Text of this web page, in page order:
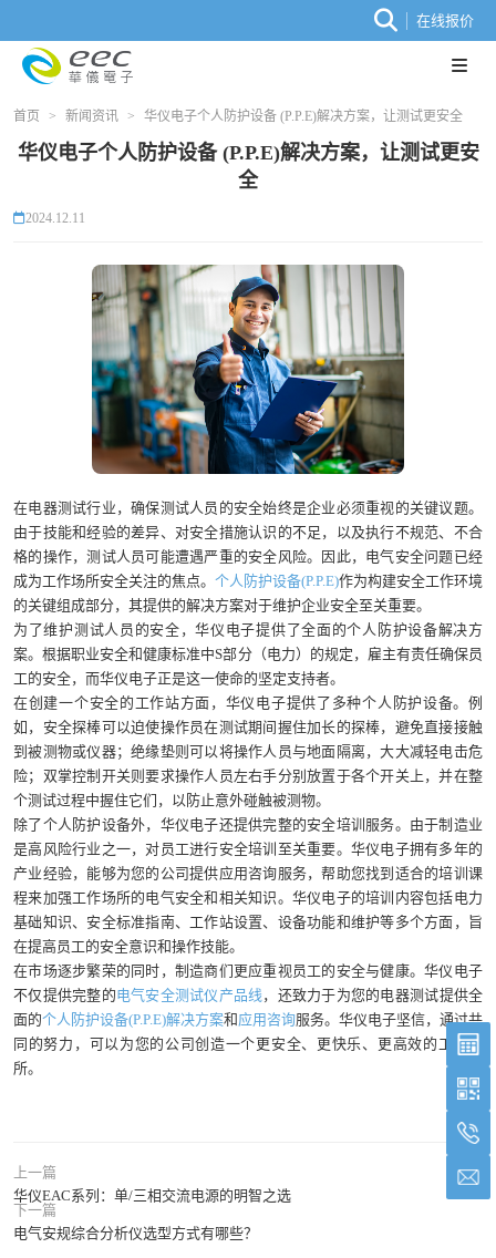
在线报价
首页 > 新闻资讯 > 华仪电子个人防护设备 (P.P.E)解决方案，让测试更安全
华仪电子个人防护设备 (P.P.E)解决方案，让测试更安
全
2024.12.11
在电器测试行业，确保测试人员的安全始终是企业必须重视的关键议题。
由于技能和经验的差异、对安全措施认识的不足，以及执行不规范、不合
格的操作，测试人员可能遭遇严重的安全风险。因此，电气安全问题已经
成为工作场所安全关注的焦点。 个人防护设备(P.P.E)作为构建安全工作环境
的关键组成部分，其提供的解决方案对于维护企业安全至关重要。
为了维护测试人员的安全，华仪电子提供了全面的个人防护设备解决方
案。根据职业安全和健康标准中S部分（电力）的规定，雇主有责任确保员
工的安全，而华仪电子正是这一使命的坚定支持者。
在创建一个安全的工作站方面，华仪电子提供了多种个人防护设备。例
如，安全探棒可以迫使操作员在测试期间握住加长的探棒，避免直接接触
到被测物或仪器；绝缘垫则可以将操作人员与地面隔离，大大减轻电击危
险；双掌控制开关则要求操作人员左右手分别放置于各个开关上，并在整
个测试过程中握住它们，以防止意外碰触被测物。
除了个人防护设备外，华仪电子还提供完整的安全培训服务。由于制造业
是高风险行业之一，对员工进行安全培训至关重要。华仪电子拥有多年的
产业经验，能够为您的公司提供应用咨询服务，帮助您找到适合的培训课
程来加强工作场所的电气安全和相关知识。华仪电子的培训内容包括电力
基础知识、安全标准指南、工作站设置、设备功能和维护等多个方面，旨
在提高员工的安全意识和操作技能。
在市场逐步繁荣的同时，制造商们更应重视员工的安全与健康。华仪电子
不仅提供完整的电气安全测试仪产品线，还致力于为您的电器测试提供全
面的个人防护设备(P.P.E)解决方案和应用咨询服务。华仪电子坚信，通过共
同的努力，可以为您的公司创造一个更安全、更快乐、更高效的工作场
所。
上一篇
华仪EAC系列：单/三相交流电源的明智之选
下一篇
电气安规综合分析仪选型方式有哪些？